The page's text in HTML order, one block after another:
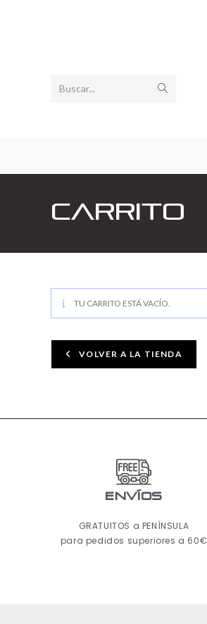
Buscar...
Carrito
TU CARRITO ESTÁ VACÍO.
VOLVER A LA TIENDA
ENVÍOS
GRATUITOS a PENÍNSULA
para pedidos superiores a 60€